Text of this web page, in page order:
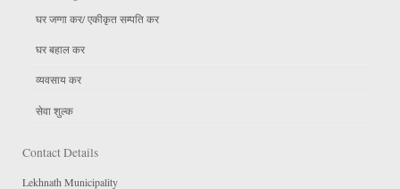
घर जग्गा कर/ एकीकृत सम्पति कर
घर बहाल कर
व्यवसाय कर
सेवा शुल्क
Contact Details
Lekhnath Municipality